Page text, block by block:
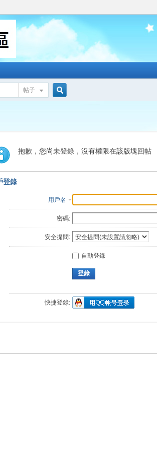
帖子
索
抱歉，您尚未登錄，沒有權限在該版塊回帖
登錄
用戶名
密碼:
安全提問:
自動登錄
登錄
快捷登錄: